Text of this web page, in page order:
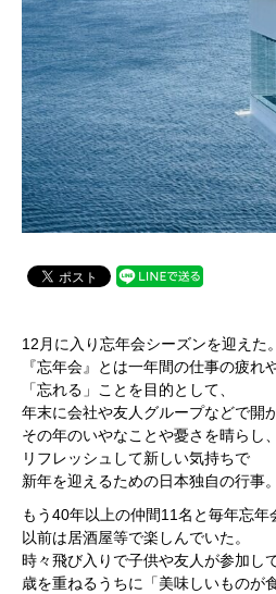
12月に入り忘年会シーズンを迎えた。
『忘年会』とは一年間の仕事の疲れ
「忘れる」ことを目的として、
年末に会社や友人グループなどで開
その年のいやなことや憂さを晴らし、
リフレッシュして新しい気持ちで
新年を迎えるための日本独自の行事。
もう40年以上の仲間11名と毎年忘年
以前は居酒屋等で楽しんでいた。
時々飛び入りで子供や友人が参加し
歳を重ねるうちに「美味しいものが